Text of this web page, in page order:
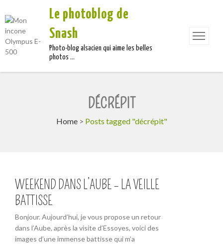
Le photoblog de
Snash
Photo-blog alsacien qui aime les belles
photos …
DÉCRÉPIT
Home> Posts tagged "décrépit"
WEEKEND DANS L’AUBE – LA VEILLE
BATTISSE
Bonjour. Aujourd’hui, je vous propose un retour
dans l’Aube, après la visite d’Essoyes, voici des
images d’une immense battisse qui m’a